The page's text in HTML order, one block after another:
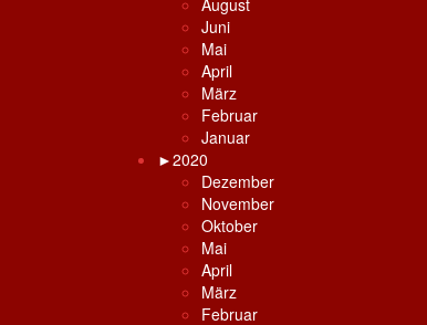
August
Juni
Mai
April
März
Februar
Januar
►2020
Dezember
November
Oktober
Mai
April
März
Februar